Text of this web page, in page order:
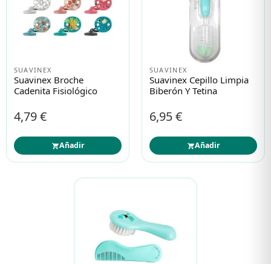
SUAVINEX
Suavinex Broche
Cadenita Fisiológico
4,79 €
Añadir
SUAVINEX
Suavinex Cepillo Limpia
Biberón Y Tetina
6,95 €
Añadir